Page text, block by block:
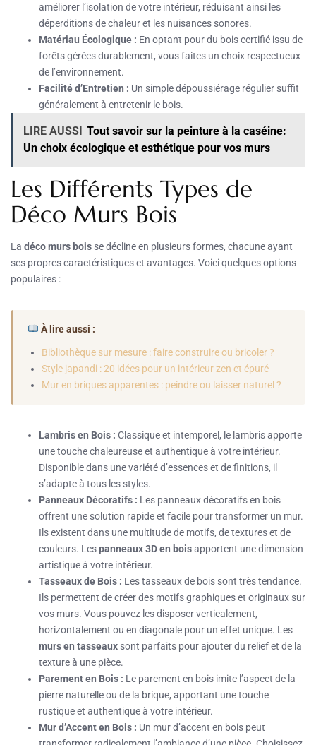
améliorer l’isolation de votre intérieur, réduisant ainsi les
déperditions de chaleur et les nuisances sonores.
Matériau Écologique : En optant pour du bois certifié issu de
forêts gérées durablement, vous faites un choix respectueux
de l’environnement.
Facilité d’Entretien : Un simple dépoussiérage régulier suffit
généralement à entretenir le bois.
LIRE AUSSI Tout savoir sur la peinture à la caséine:
Un choix écologique et esthétique pour vos murs
Les Différents Types de
Déco Murs Bois
La déco murs bois se décline en plusieurs formes, chacune ayant
ses propres caractéristiques et avantages. Voici quelques options
populaires :
À lire aussi :
Bibliothèque sur mesure : faire construire ou bricoler ?
Style japandi : 20 idées pour un intérieur zen et épuré
Mur en briques apparentes : peindre ou laisser naturel ?
Lambris en Bois : Classique et intemporel, le lambris apporte
une touche chaleureuse et authentique à votre intérieur.
Disponible dans une variété d’essences et de finitions, il
s’adapte à tous les styles.
Panneaux Décoratifs : Les panneaux décoratifs en bois
offrent une solution rapide et facile pour transformer un mur.
Ils existent dans une multitude de motifs, de textures et de
couleurs. Lespanneaux 3D en boisapportent une dimension
artistique à votre intérieur.
Tasseaux de Bois : Les tasseaux de bois sont très tendance.
Ils permettent de créer des motifs graphiques et originaux sur
vos murs. Vous pouvez les disposer verticalement,
horizontalement ou en diagonale pour un effet unique. Les
murs en tasseaux sont parfaits pour ajouter du relief et de la
texture à une pièce.
Parement en Bois : Le parement en bois imite l’aspect de la
pierre naturelle ou de la brique, apportant une touche
rustique et authentique à votre intérieur.
Mur d’Accent en Bois : Un mur d’accent en bois peut